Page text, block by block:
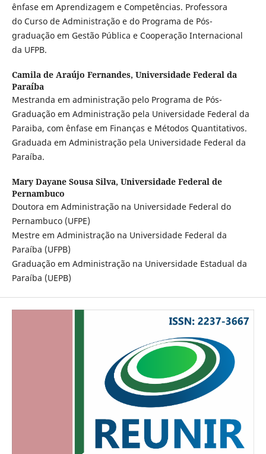
ênfase em Aprendizagem e Competências. Professora
do Curso de Administração e do Programa de Pós-
graduação em Gestão Pública e Cooperação Internacional
da UFPB.
Camila de Araújo Fernandes, Universidade Federal da
Paraíba
Mestranda em administração pelo Programa de Pós-
Graduação em Administração pela Universidade Federal da
Paraiba, com ênfase em Finanças e Métodos Quantitativos.
Graduada em Administração pela Universidade Federal da
Paraíba.
Mary Dayane Sousa Silva, Universidade Federal de
Pernambuco
Doutora em Administração na Universidade Federal do
Pernambuco (UFPE)
Mestre em Administração na Universidade Federal da
Paraíba (UFPB)
Graduação em Administração na Universidade Estadual da
Paraíba (UEPB)